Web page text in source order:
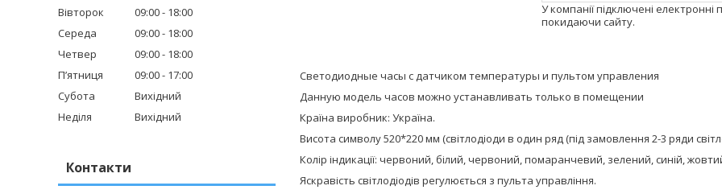
У компанії підключені
покидаючи сайту.
Светодиодные часы с датчиком температуры и пультом управления
Данную модель часов можно устанавливать только в помещении
Країна виробник: Україна.
Висота символу 520*220 мм (світлодіоди в один ряд (під замовлення 2-3 ряди
Колір індикації: червоний, білий, червоний, помаранчевий, зелений, синій,
Яскравість світлодіодів регулюється з пульта управління.
Вівторок
09:00
18:00
Середа
09:00
18:00
Четвер
09:00
18:00
Пʼятниця
09:00
17:00
Субота
Вихідний
Неділя
Вихідний
Контакти